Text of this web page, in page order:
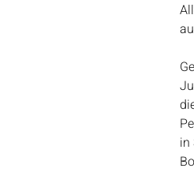
in